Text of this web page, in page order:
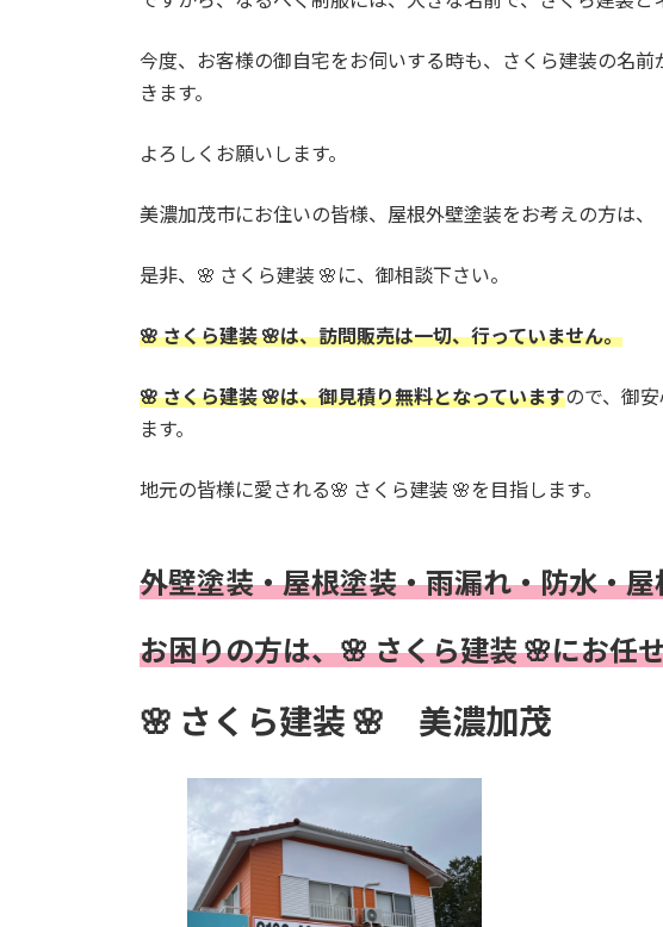
今度、お客様の御自宅をお伺いする時も、さくら建装の名
きます。
よろしくお願いします。
美濃加茂市にお住いの皆様、屋根外壁塗装をお考えの方は、
是非、🌸 さくら建装 🌸に、御相談下さい。
🌸 さくら建装 🌸は、訪問販売は一切、行っていません。
🌸 さくら建装 🌸は、御見積り無料となっていますので、御
ます。
地元の皆様に愛される🌸 さくら建装 🌸を目指します。
外壁塗装・屋根塗装・雨漏れ・防水・
お困りの方は、🌸 さくら建装 🌸にお任
🌸 さくら建装 🌸 美濃加茂